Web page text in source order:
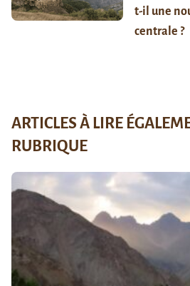
t-il une
centrale ?
ARTICLES À LIRE
RUBRIQUE